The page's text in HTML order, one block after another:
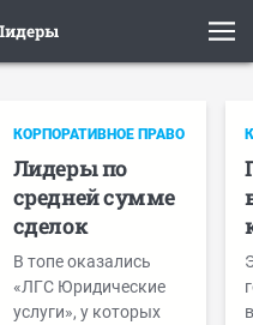
КОРПОРАТИВНОЕ ПРАВО
Лидеры по
средней сумме
сделок
В топе оказались
«ЛГС Юридические
услуги», у которых